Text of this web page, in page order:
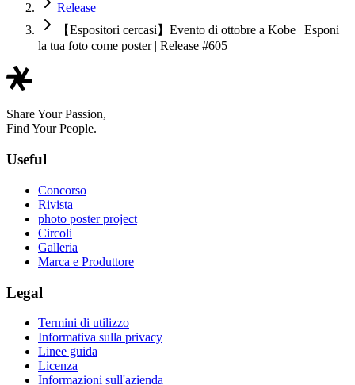
Release
【Espositori cercasi】Evento di ottobre a Kobe | Esponi
la tua foto come poster | Release #605
Share Your Passion,
Find Your People.
Useful
Concorso
Rivista
photo poster project
Circoli
Galleria
Marca e Produttore
Legal
Termini di utilizzo
Informativa sulla privacy
Linee guida
Licenza
Informazioni sull'azienda